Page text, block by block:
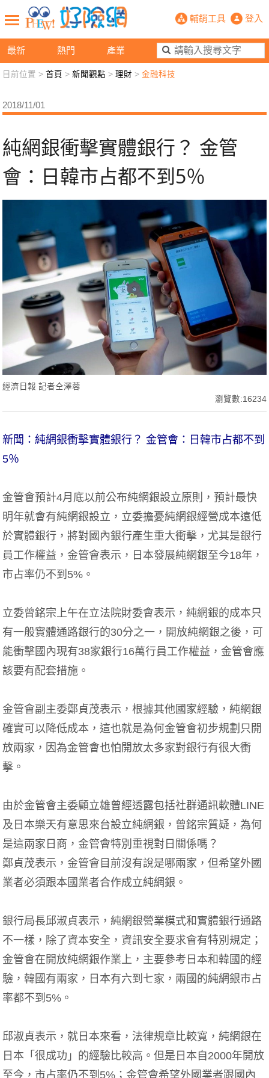
最新 熱門 產業
純網銀衝擊實體銀行？ 金管會：
輔銷工具 登入
新聞觀點 業務交流 好險懂生活
退休先準備 好險學堂 輔銷工具 活動專區
目前位置 >首頁 >新聞觀點 >理財 >金融科技
2018/11/01
純網銀衝擊實體銀行？ 金管
會：日韓市占都不到5％
經濟日報 記者仝澤蓉
瀏覽數:16234
新聞：純網銀衝擊實體銀行？ 金管會：日韓市占都不到
5％
金管會預計4月底以前公布純網銀設立原則，預計最快
明年就會有純網銀設立，立委擔憂純網銀經營成本遠低
於實體銀行，將對國內銀行產生重大衝擊，尤其是銀行
員工作權益，金管會表示，日本發展純網銀至今18年，
市占率仍不到5%。
立委曾銘宗上午在立法院財委會表示，純網銀的成本只
有一般實體通路銀行的30分之一，開放純網銀之後，可
能衝擊國內現有38家銀行16萬行員工作權益，金管會應
該要有配套措施。
金管會副主委鄭貞茂表示，根據其他國家經驗，純網銀
確實可以降低成本，這也就是為何金管會初步規劃只開
放兩家，因為金管會也怕開放太多家對銀行有很大衝
擊。
由於金管會主委顧立雄曾經透露包括社群通訊軟體LINE
及日本樂天有意思來台設立純網銀，曾銘宗質疑，為何
是這兩家日商，金管會特別重視對日關係嗎？
鄭貞茂表示，金管會目前沒有說是哪兩家，但希望外國
業者必須跟本國業者合作成立純網銀。
銀行局長邱淑貞表示，純網銀營業模式和實體銀行通路
不一樣，除了資本安全，資訊安全要求會有特別規定；
金管會在開放純網銀作業上，主要參考日本和韓國的經
驗，韓國有兩家，日本有六到七家，兩國的純網銀市占
率都不到5%。
邱淑貞表示，就日本來看，法律規章比較寬，純網銀在
日本「很成功」的經驗比較高。但是日本自2000年開放
至今，市占率仍不到5%；金管會希望外國業者跟國內